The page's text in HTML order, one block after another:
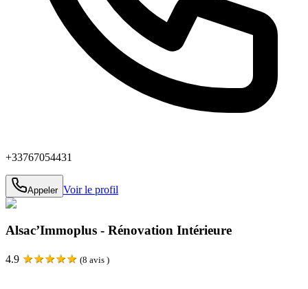
+33767054431
Appeler Voir le profil
Alsac’Immoplus - Rénovation Intérieure
4.9 ★★★★★ (8 avis )